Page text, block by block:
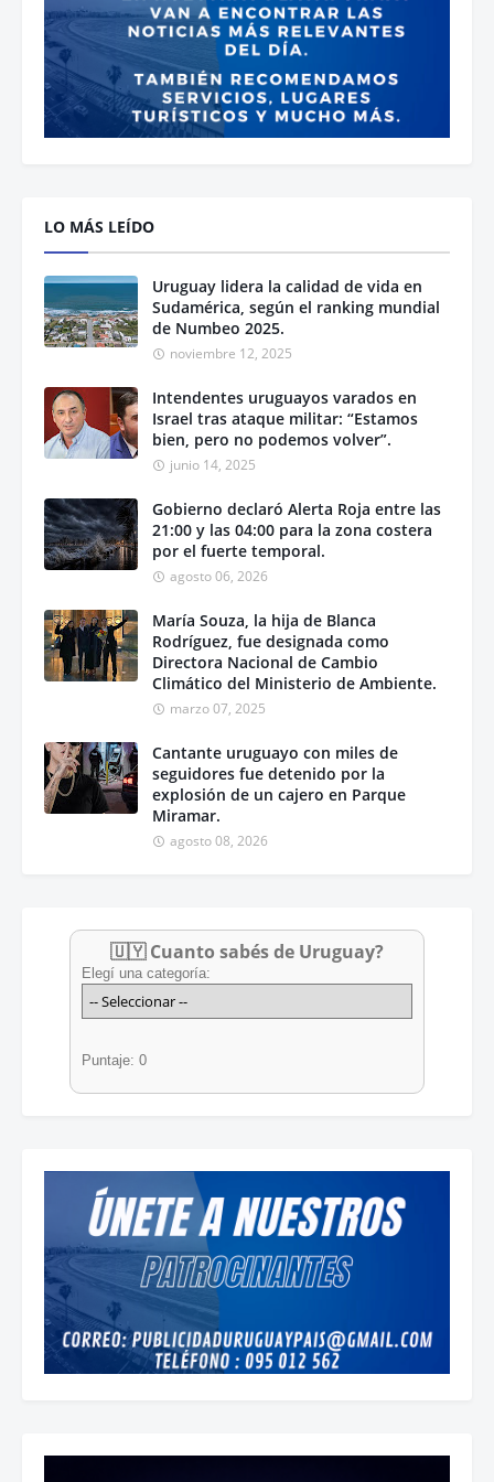
LO MÁS LEÍDO
Uruguay lidera la calidad de vida en
Sudamérica, según el ranking mundial
de Numbeo 2025.
noviembre 12, 2025
Intendentes uruguayos varados en
Israel tras ataque militar: “Estamos
bien, pero no podemos volver”.
junio 14, 2025
Gobierno declaró Alerta Roja entre las
21:00 y las 04:00 para la zona costera
por el fuerte temporal.
agosto 06, 2026
María Souza, la hija de Blanca
Rodríguez, fue designada como
Directora Nacional de Cambio
Climático del Ministerio de Ambiente.
marzo 07, 2025
Cantante uruguayo con miles de
seguidores fue detenido por la
explosión de un cajero en Parque
Miramar.
agosto 08, 2026
🇺🇾 Cuanto sabés de Uruguay?
Elegí una categoría:
Puntaje: 0